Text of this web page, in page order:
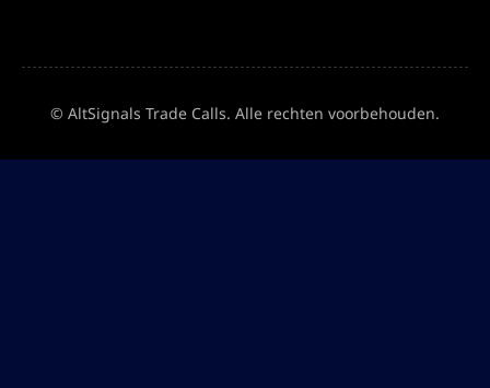
© AltSignals Trade Calls. Alle rechten voorbehouden.